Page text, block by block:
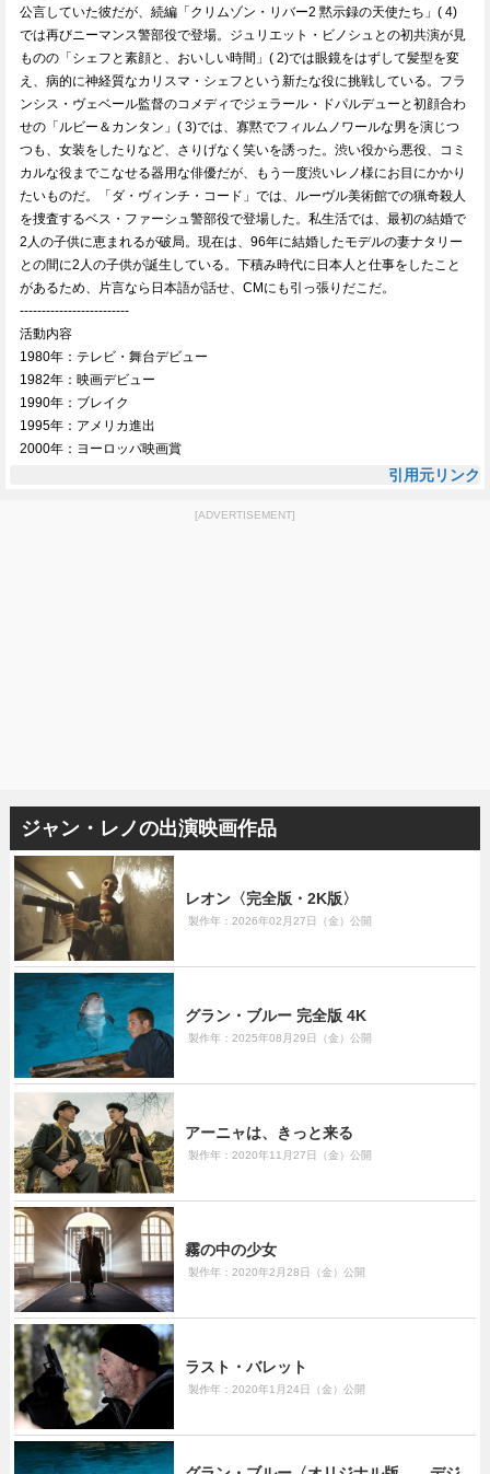
公言していた彼だが、続編「クリムゾン・リバー2 黙示録の天使たち」( 4)
では再びニーマンス警部役で登場。ジュリエット・ビノシュとの初共演が見
ものの「シェフと素顔と、おいしい時間」( 2)では眼鏡をはずして髪型を変
え、病的に神経質なカリスマ・シェフという新たな役に挑戦している。フラ
ンシス・ヴェベール監督のコメディでジェラール・ドパルデューと初顔合わ
せの「ルビー＆カンタン」( 3)では、寡黙でフィルムノワールな男を演じつ
つも、女装をしたりなど、さりげなく笑いを誘った。渋い役から悪役、コミ
カルな役までこなせる器用な俳優だが、もう一度渋いレノ様にお目にかかり
たいものだ。「ダ・ヴィンチ・コード」では、ルーヴル美術館での猟奇殺人
を捜査するベス・ファーシュ警部役で登場した。私生活では、最初の結婚で
2人の子供に恵まれるが破局。現在は、96年に結婚したモデルの妻ナタリー
との間に2人の子供が誕生している。下積み時代に日本人と仕事をしたこと
があるため、片言なら日本語が話せ、CMにも引っ張りだこだ。
-------------------------
活動内容
1980年：テレビ・舞台デビュー
1982年：映画デビュー
1990年：ブレイク
1995年：アメリカ進出
2000年：ヨーロッパ映画賞
引用元リンク
[ADVERTISEMENT]
ジャン・レノの出演映画作品
レオン〈完全版・2K版〉
製作年：2026年02月27日（金）公開
グラン・ブルー 完全版 4K
製作年：2025年08月29日（金）公開
アーニャは、きっと来る
製作年：2020年11月27日（金）公開
霧の中の少女
製作年：2020年2月28日（金）公開
ラスト・バレット
製作年：2020年1月24日（金）公開